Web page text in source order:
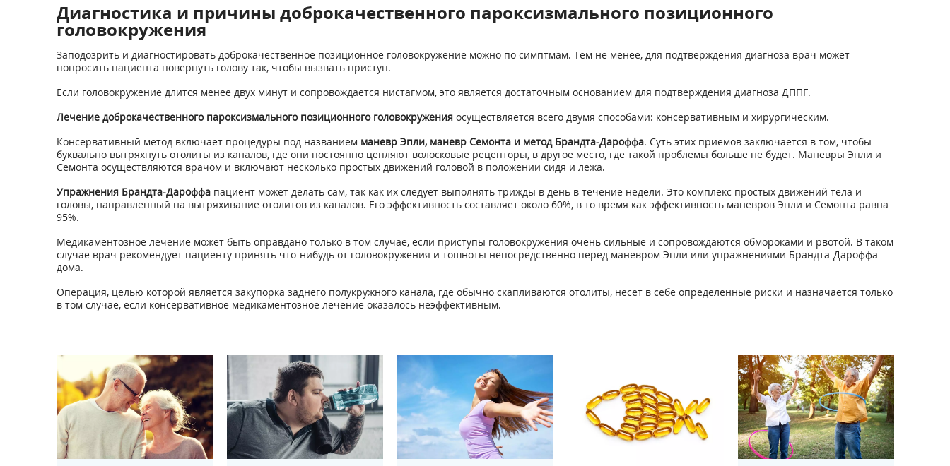
Диагностика и причины доброкачественного пароксизмального позиционного
головокружения
Заподозрить и диагностировать доброкачественное позиционное головокружение можно по симптмам. Тем не менее, для подтверждения диагноза врач может
попросить пациента повернуть голову так, чтобы вызвать приступ.
Если головокружение длится менее двух минут и сопровождается нистагмом, это является достаточным основанием для подтверждения диагноза ДППГ.
Лечение доброкачественного пароксизмального позиционного головокруженияосуществляется всего двумя способами: консервативным и хирургическим.
Консервативный метод включает процедуры под названием маневр Эпли, маневр Семонта и метод Брандта-Дароффа. Суть этих приемов заключается в том, чтобы
буквально вытряхнуть отолиты из каналов, где они постоянно цепляют волосковые рецепторы, в другое место, где такой проблемы больше не будет. Маневры Эпли и
Семонта осуществляются врачом и включают несколько простых движений головой в положении сидя и лежа.
Упражнения Брандта-Дароффапациент может делать сам, так как их следует выполнять трижды в день в течение недели. Это комплекс простых движений тела и
головы, направленный на вытряхивание отолитов из каналов. Его эффективность составляет около 60%, в то время как эффективность маневров Эпли и Семонта равна
95%.
Медикаментозное лечение может быть оправдано только в том случае, если приступы головокружения очень сильные и сопровождаются обмороками и рвотой. В таком
случае врач рекомендует пациенту принять что-нибудь от головокружения и тошноты непосредственно перед маневром Эпли или упражнениями Брандта-Дароффа
дома.
Операция, целью которой является закупорка заднего полукружного канала, где обычно скапливаются отолиты, несет в себе определенные риски и назначается только
в том случае, если консервативное медикаментозное лечение оказалось неэффективным.